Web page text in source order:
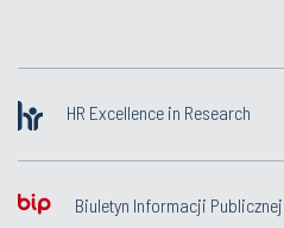
HR Excellence in Research
Biuletyn Informacji Publicznej